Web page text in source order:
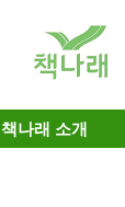
책나래 소개